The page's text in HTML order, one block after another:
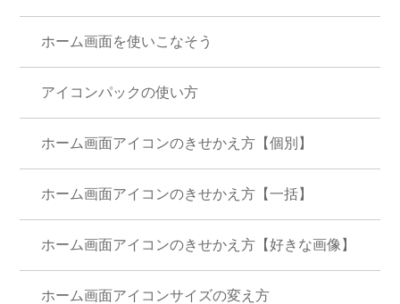
ホーム画面を使いこなそう
アイコンパックの使い方
ホーム画面アイコンのきせかえ方【個別】
ホーム画面アイコンのきせかえ方【一括】
ホーム画面アイコンのきせかえ方【好きな画像】
ホーム画面アイコンサイズの変え方